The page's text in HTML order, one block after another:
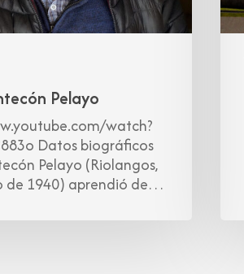
Pelayo
watch?
Datos biográficos
Pelayo (Riolangos,
de 1940) aprendió de…